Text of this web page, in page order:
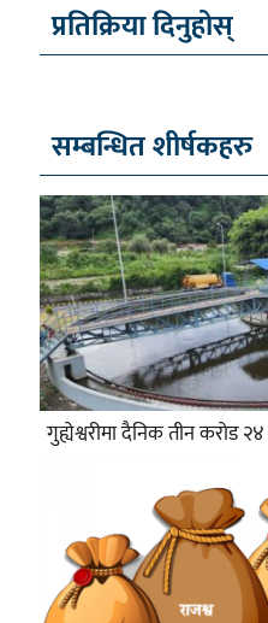
प्रतिक्रिया दिनुहोस्
सम्बन्धित शीर्षकहरु
गुह्येश्वरीमा दैनिक तीन करोड